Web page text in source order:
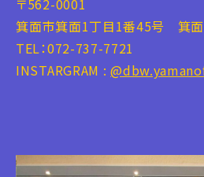
〒562-0001
箕面市箕面1丁目1番45号 箕
TEL：072-737-7721
INSTARGRAM :